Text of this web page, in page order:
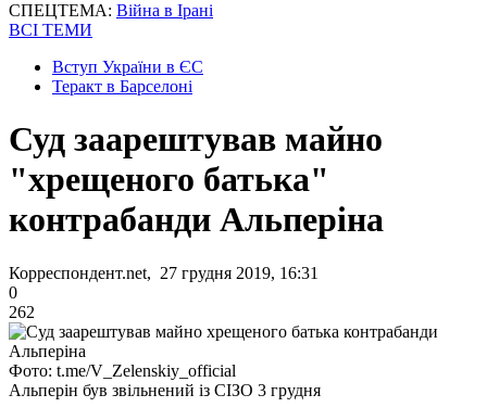
СПЕЦТЕМА: Війна в Ірані
ВСІ ТЕМИ
Вступ України в ЄС
Теракт в Барселоні
Суд заарештував майно
"хрещеного батька"
контрабанди Альперіна
Корреспондент.net, 27 грудня 2019, 16:31
0
262
Фото: t.me/V_Zelenskiy_official
Альперін був звільнений із СІЗО 3 грудня